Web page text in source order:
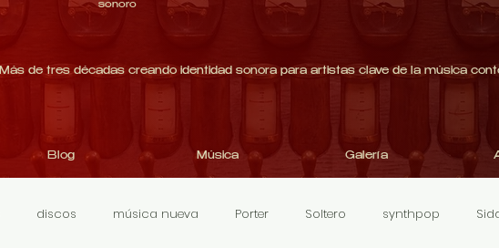
sonoro
Más de tres décadas creando identidad sonora para artistas clave de la música
Blog Música Galería
discos música nueva Porter Soltero synthpop